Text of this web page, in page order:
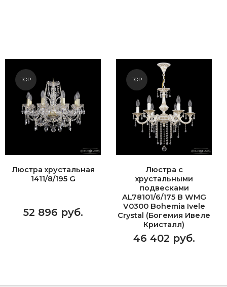
TOP
Люстра хрустальная
1411/8/195 G
52 896 руб.
TOP
Люстра с
хрустальными
подвесками
AL78101/6/175 B WMG
V0300 Bohemia Ivele
Crystal (Богемия Ивеле
Кристалл)
46 402 руб.